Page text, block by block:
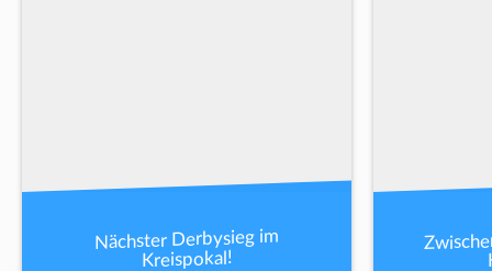
Nächster Derbysieg im
Kreispokal!